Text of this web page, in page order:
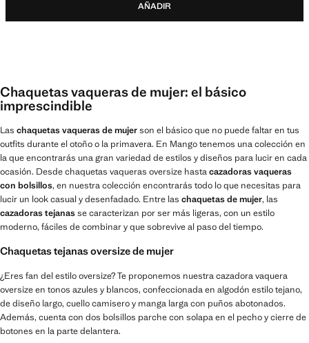
AÑADIR
Chaquetas vaqueras de mujer: el básico
imprescindible
Las chaquetas vaqueras de mujerson el básico que no puede faltar en tus
outfits durante el otoño o la primavera. En Mango tenemos una colección en
la que encontrarás una gran variedad de estilos y diseños para lucir en cada
ocasión. Desde chaquetas vaqueras oversize hastacazadoras vaqueras
con bolsillos, en nuestra colección encontrarás todo lo que necesitas para
lucir un look casual y desenfadado. Entre las chaquetas de mujer, las
cazadoras tejanasse caracterizan por ser más ligeras, con un estilo
moderno, fáciles de combinar y que sobrevive al paso del tiempo.
Chaquetas tejanas oversize de mujer
¿Eres fan del estilo oversize? Te proponemos nuestra cazadora vaquera
oversize en tonos azules y blancos, confeccionada en algodón estilo tejano,
de diseño largo, cuello camisero y manga larga con puños abotonados.
Además, cuenta con dos bolsillos parche con solapa en el pecho y cierre de
botones en la parte delantera.